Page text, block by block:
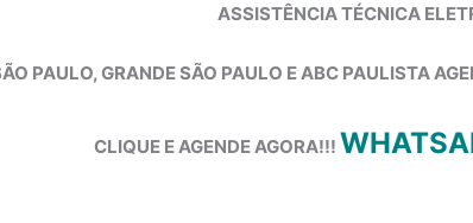
ASSISTÊNCIA TÉCNICA
PAULO, GRANDE SÃO PAULO E ABC PAULISTA
CLIQUE E AGENDE AGORA!!!